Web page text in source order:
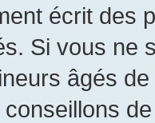
écrit des
Si vous ne
âgés